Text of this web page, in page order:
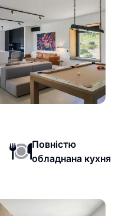
Повністю
обладнана кухня